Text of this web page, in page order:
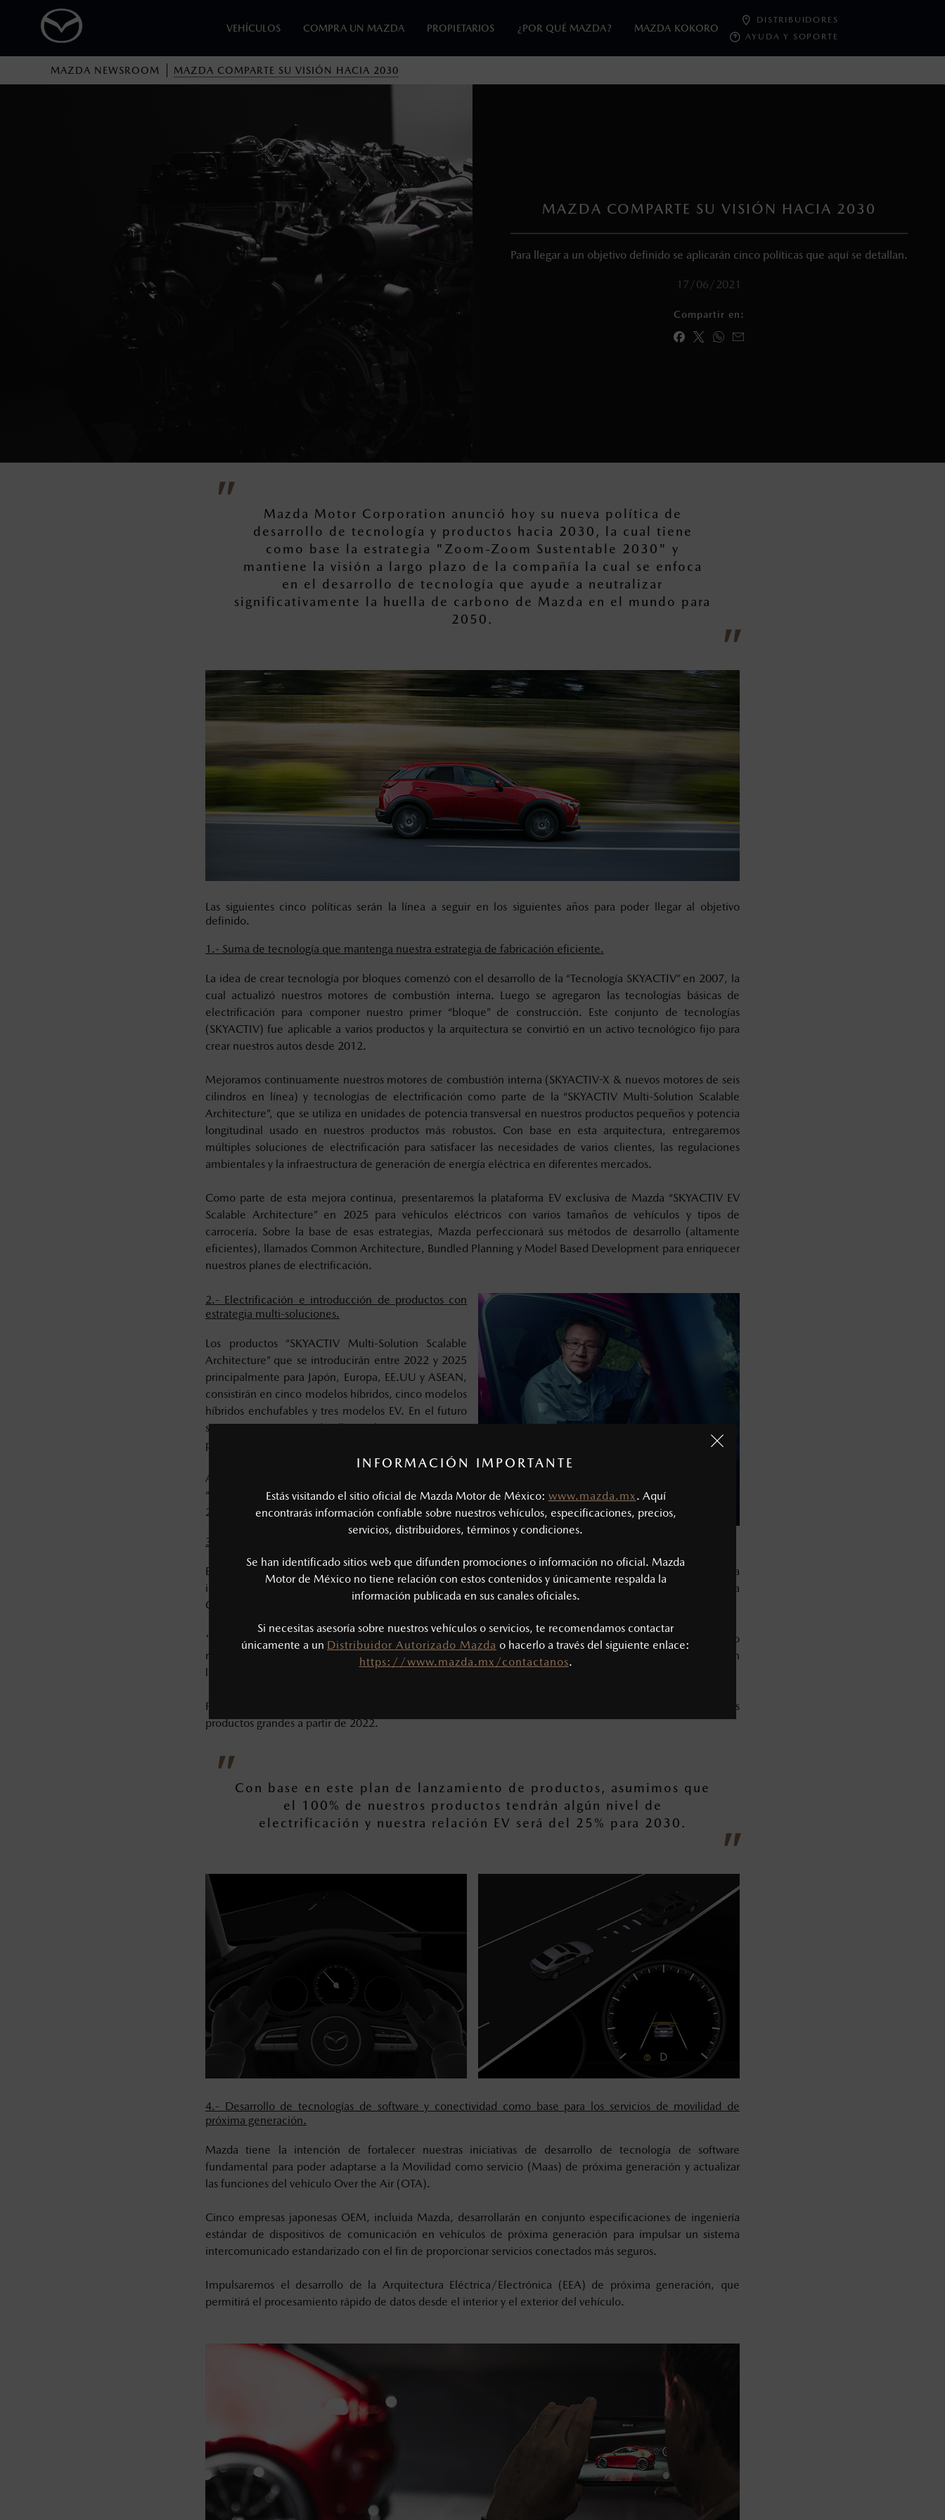
INFORMACIÓN IMPORTANTE
Estás visitando el sitio oficial de Mazda Motor de México: www.mazda.mx. Aquí
encontrarás información confiable sobre nuestros vehículos, especificaciones, precios,
servicios, distribuidores, términos y condiciones.
Se han identificado sitios web que difunden promociones o información no oficial. Mazda
Motor de México no tiene relación con estos contenidos y únicamente respalda la
información publicada en sus canales oficiales.
Si necesitas asesoría sobre nuestros vehículos o servicios, te recomendamos contactar
únicamente a un Distribuidor Autorizado Mazda o hacerlo a través del siguiente enlace:
https://www.mazda.mx/contactanos.
VEHÍCULOS COMPRA UN MAZDA PROPIETARIOS ¿POR QUÉ MAZDA? MAZDA KOKORO
DISTRIBUIDORES
AYUDA Y SOPORTE
MAZDA NEWSROOM MAZDA COMPARTE SU VISIÓN HACIA 2030
MAZDA COMPARTE SU VISIÓN HACIA 2030
Para llegar a un objetivo definido se aplicarán cinco políticas que aquí se detallan.
17/06/2021
Compartir en:
Mazda Motor Corporation anunció hoy su nueva política de
desarrollo de tecnología y productos hacia 2030, la cual tiene
como base la estrategia "Zoom-Zoom Sustentable 2030" y
mantiene la visión a largo plazo de la compañía la cual se enfoca
en el desarrollo de tecnología que ayude a neutralizar
significativamente la huella de carbono de Mazda en el mundo para
2050.
Las siguientes cinco políticas serán la línea a seguir en los siguientes años para poder llegar al objetivo
definido.
1.- Suma de tecnología que mantenga nuestra estrategia de fabricación eficiente.
La idea de crear tecnología por bloques comenzó con el desarrollo de la “Tecnología SKYACTIV” en 2007, la
cual actualizó nuestros motores de combustión interna. Luego se agregaron las tecnologías básicas de
electrificación para componer nuestro primer “bloque” de construcción. Este conjunto de tecnologías
(SKYACTIV) fue aplicable a varios productos y la arquitectura se convirtió en un activo tecnológico fijo para
crear nuestros autos desde 2012.
Mejoramos continuamente nuestros motores de combustión interna (SKYACTIV-X & nuevos motores de seis
cilindros en línea) y tecnologías de electrificación como parte de la “SKYACTIV Multi-Solution Scalable
Architecture”, que se utiliza en unidades de potencia transversal en nuestros productos pequeños y potencia
longitudinal usado en nuestros productos más robustos. Con base en esta arquitectura, entregaremos
múltiples soluciones de electrificación para satisfacer las necesidades de varios clientes, las regulaciones
ambientales y la infraestructura de generación de energía eléctrica en diferentes mercados.
Como parte de esta mejora continua, presentaremos la plataforma EV exclusiva de Mazda “SKYACTIV EV
Scalable Architecture” en 2025 para vehículos eléctricos con varios tamaños de vehículos y tipos de
carrocería. Sobre la base de esas estrategias, Mazda perfeccionará sus métodos de desarrollo (altamente
eficientes), llamados Common Architecture, Bundled Planning y Model Based Development para enriquecer
nuestros planes de electrificación.
2.- Electrificación e introducción de productos con
estrategia multi-soluciones.
Los productos “SKYACTIV Multi-Solution Scalable
Architecture” que se introducirán entre 2022 y 2025
principalmente para Japón, Europa, EE.UU y ASEAN,
consistirán en cinco modelos híbridos, cinco modelos
híbridos enchufables y tres modelos EV. En el futuro
se anunciarán más detalles sobre estos nuevos
productos.
Además, se introducirán varios productos con
“SKYACTIV Scalable EV Architecture” entre 2025 y
2030.
3.- Tecnologías de seguridad orientadas a las personas para evitar accidentes.
En cuanto a los componentes básicos de la tecnología de seguridad, ahora estamos trabajando en la
implementación de nuestro sistema de conducción autónoma centrado en el ser humano, llamado "Mazda
Co-pilot Concept".
"Mazda Co-Pilot" monitorea la condición del conductor en todo momento y si se detecta un cambio
repentino en la condición física del conductor cambia a conducción autónoma llevando el automóvil a un
lugar seguro, deteniéndolo y realizando una llamada de emergencia.
Para el primer paso, llamado Mazda Co-Pilot 1.0, planeamos comenzar su introducción a partir de nuestros
productos grandes a partir de 2022.
Con base en este plan de lanzamiento de productos, asumimos que
el 100% de nuestros productos tendrán algún nivel de
electrificación y nuestra relación EV será del 25% para 2030.
4.- Desarrollo de tecnologías de software y conectividad como base para los servicios de movilidad de
próxima generación.
Mazda tiene la intención de fortalecer nuestras iniciativas de desarrollo de tecnología de software
fundamental para poder adaptarse a la Movilidad como servicio (Maas) de próxima generación y actualizar
las funciones del vehículo Over the Air (OTA).
Cinco empresas japonesas OEM, incluida Mazda, desarrollarán en conjunto especificaciones de ingeniería
estándar de dispositivos de comunicación en vehículos de próxima generación para impulsar un sistema
intercomunicado estandarizado con el fin de proporcionar servicios conectados más seguros.
Impulsaremos el desarrollo de la Arquitectura Eléctrica/Electrónica (EEA) de próxima generación, que
permitirá el procesamiento rápido de datos desde el interior y el exterior del vehículo.
I.S.A.N., y pueden cambiar sin previo aviso, no incluyen: tenencias, placas, accesorios, seguro y gastos administrativos. Mazda de México, se reserva el derecho de
modificar las especificaciones y los precios de sus productos, sin aviso previo al consumidor.
Fotos meramente ilustrativas. Para uso publicitario.